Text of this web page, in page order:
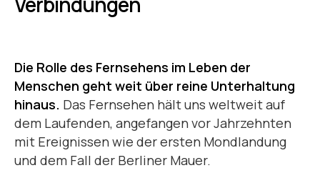
Die Rolle des Fernsehens im Leben der
Menschen geht weit über reine Unterhaltung
hinaus. Das Fernsehen hält uns weltweit auf
dem Laufenden, angefangen vor Jahrzehnten
mit Ereignissen wie der ersten Mondlandung
und dem Fall der Berliner Mauer.